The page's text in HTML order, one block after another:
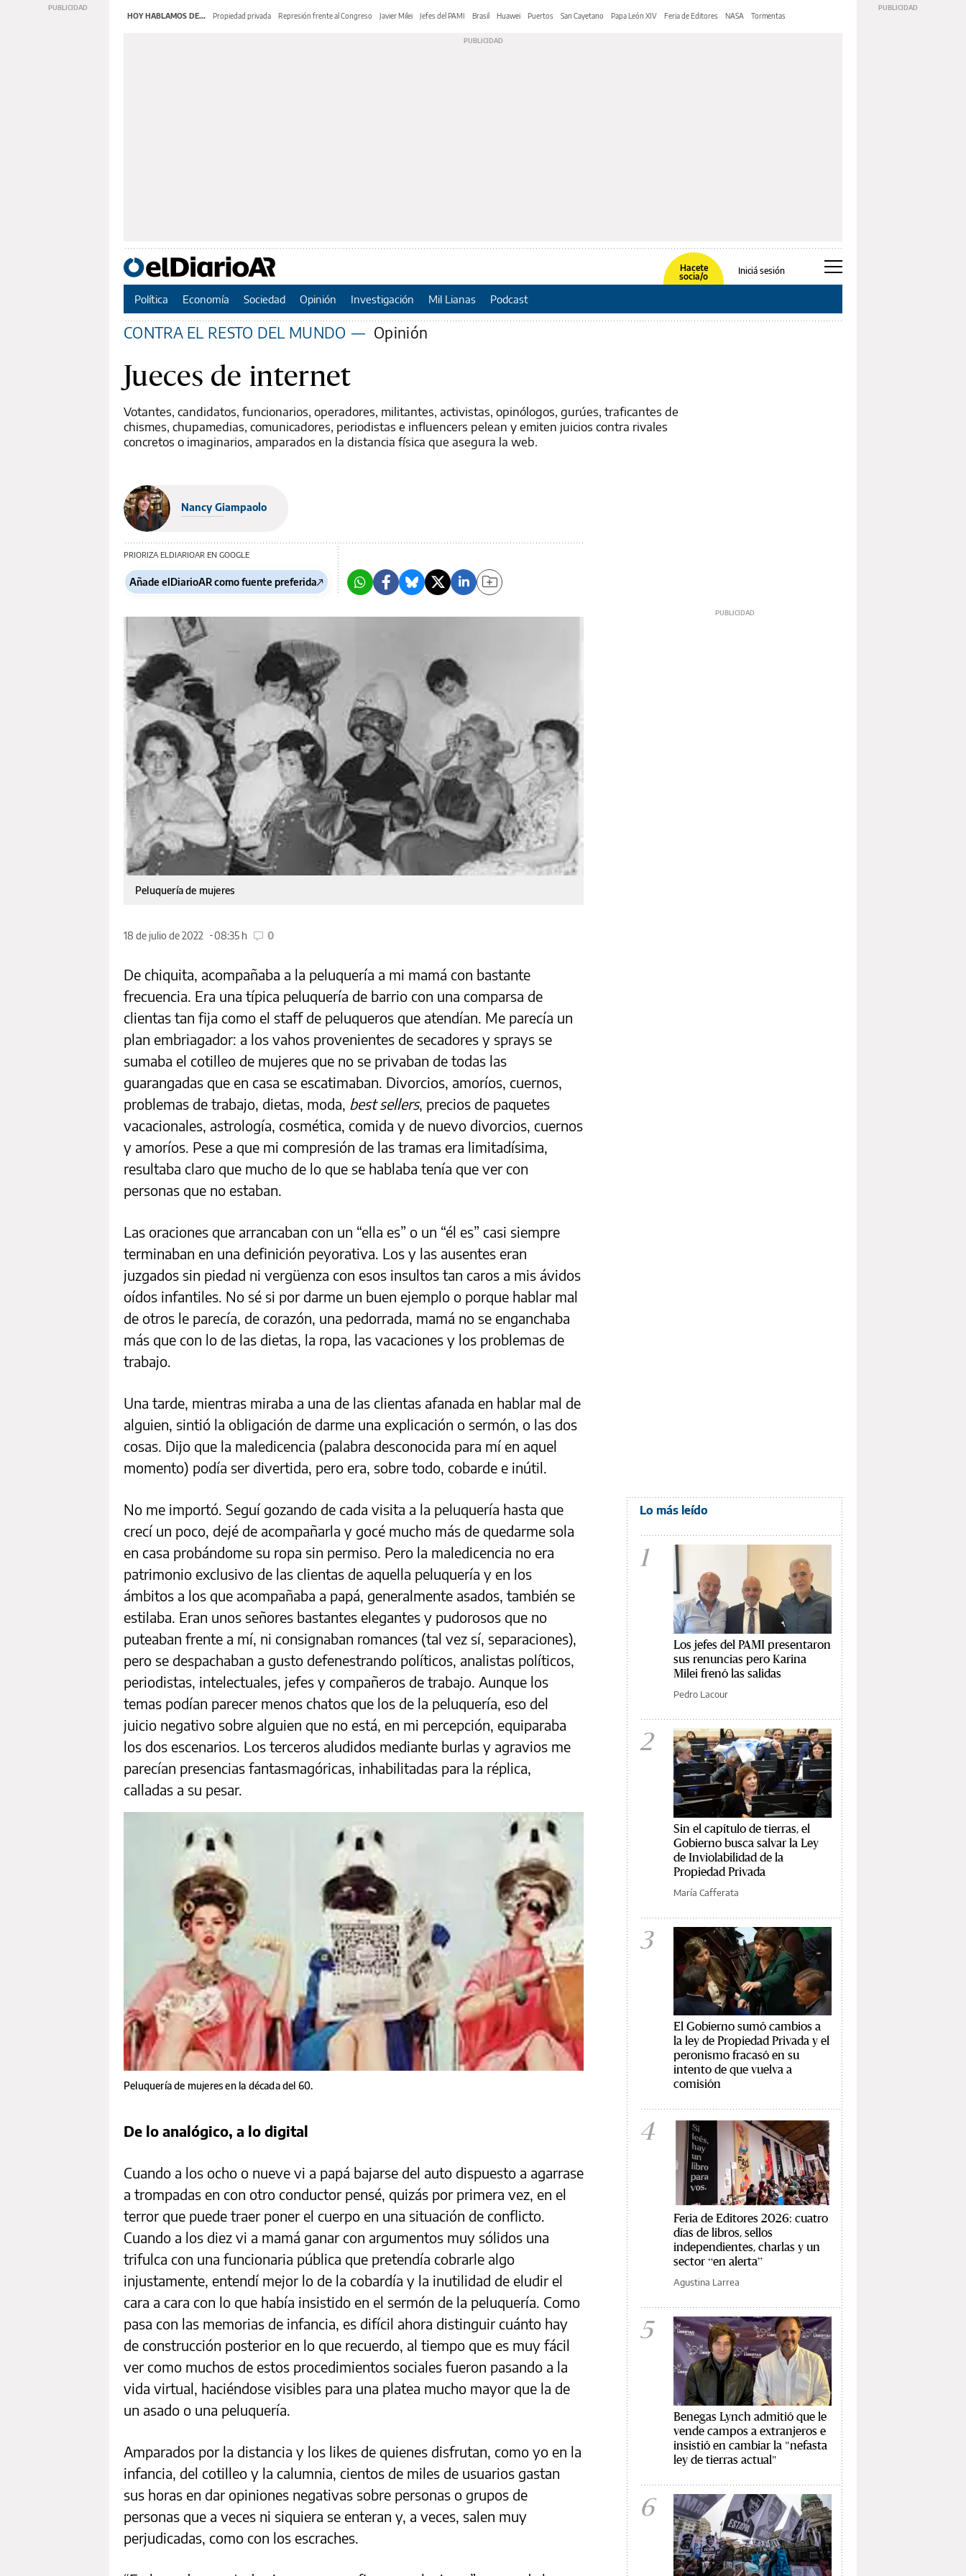
HOY HABLAMOS DE... Propiedad privada Represión frente al Congreso Javier Milei Jefes del PAMI Brasil Huawei Puertos San Cayetano Papa León XIV Feria de Editores NASA Tormentas
Hacete
socia/o
Iniciá sesión
Política Economía Sociedad Opinión Investigación Mil Lianas Podcast
CONTRA EL RESTO DEL MUNDO — Opinión
Jueces de internet
Votantes, candidatos, funcionarios, operadores, militantes, activistas, opinólogos, gurúes, traficantes de
chismes, chupamedias, comunicadores, periodistas e influencers pelean y emiten juicios contra rivales
concretos o imaginarios, amparados en la distancia física que asegura la web.
Nancy Giampaolo
PRIORIZA ELDIARIOAR EN GOOGLE
Añade elDiarioAR como fuente preferida
Peluquería de mujeres
18 de julio de 2022 08:35 h 0
De chiquita, acompañaba a la peluquería a mi mamá con bastante
frecuencia. Era una típica peluquería de barrio con una comparsa de
clientas tan fija como el staff de peluqueros que atendían. Me parecía un
plan embriagador: a los vahos provenientes de secadores y sprays se
sumaba el cotilleo de mujeres que no se privaban de todas las
guarangadas que en casa se escatimaban. Divorcios, amoríos, cuernos,
problemas de trabajo, dietas, moda, best sellers, precios de paquetes
vacacionales, astrología, cosmética, comida y de nuevo divorcios, cuernos
y amoríos. Pese a que mi compresión de las tramas era limitadísima,
resultaba claro que mucho de lo que se hablaba tenía que ver con
personas que no estaban.
Las oraciones que arrancaban con un “ella es” o un “él es” casi siempre
terminaban en una definición peyorativa. Los y las ausentes eran
juzgados sin piedad ni vergüenza con esos insultos tan caros a mis ávidos
oídos infantiles. No sé si por darme un buen ejemplo o porque hablar mal
de otros le parecía, de corazón, una pedorrada, mamá no se enganchaba
más que con lo de las dietas, la ropa, las vacaciones y los problemas de
trabajo.
Una tarde, mientras miraba a una de las clientas afanada en hablar mal de
alguien, sintió la obligación de darme una explicación o sermón, o las dos
cosas. Dijo que la maledicencia (palabra desconocida para mí en aquel
momento) podía ser divertida, pero era, sobre todo, cobarde e inútil.
No me importó. Seguí gozando de cada visita a la peluquería hasta que
crecí un poco, dejé de acompañarla y gocé mucho más de quedarme sola
en casa probándome su ropa sin permiso. Pero la maledicencia no era
patrimonio exclusivo de las clientas de aquella peluquería y en los
ámbitos a los que acompañaba a papá, generalmente asados, también se
estilaba. Eran unos señores bastantes elegantes y pudorosos que no
puteaban frente a mí, ni consignaban romances (tal vez sí, separaciones),
pero se despachaban a gusto defenestrando políticos, analistas políticos,
periodistas, intelectuales, jefes y compañeros de trabajo. Aunque los
temas podían parecer menos chatos que los de la peluquería, eso del
juicio negativo sobre alguien que no está, en mi percepción, equiparaba
los dos escenarios. Los terceros aludidos mediante burlas y agravios me
parecían presencias fantasmagóricas, inhabilitadas para la réplica,
calladas a su pesar.
Peluquería de mujeres en la década del 60.
De lo analógico, a lo digital
Cuando a los ocho o nueve vi a papá bajarse del auto dispuesto a agarrase
a trompadas en con otro conductor pensé, quizás por primera vez, en el
terror que puede traer poner el cuerpo en una situación de conflicto.
Cuando a los diez vi a mamá ganar con argumentos muy sólidos una
trifulca con una funcionaria pública que pretendía cobrarle algo
injustamente, entendí mejor lo de la cobardía y la inutilidad de eludir el
cara a cara con lo que había insistido en el sermón de la peluquería. Como
pasa con las memorias de infancia, es difícil ahora distinguir cuánto hay
de construcción posterior en lo que recuerdo, al tiempo que es muy fácil
ver como muchos de estos procedimientos sociales fueron pasando a la
vida virtual, haciéndose visibles para una platea mucho mayor que la de
un asado o una peluquería.
Amparados por la distancia y los likes de quienes disfrutan, como yo en la
infancia, del cotilleo y la calumnia, cientos de miles de usuarios gastan
sus horas en dar opiniones negativas sobre personas o grupos de
personas que a veces ni siquiera se enteran y, a veces, salen muy
perjudicadas, como con los escraches.
Lo más leído
1
Los jefes del PAMI presentaron
sus renuncias pero Karina
Milei frenó las salidas
Pedro Lacour
2
Sin el capítulo de tierras, el
Gobierno busca salvar la Ley
de Inviolabilidad de la
Propiedad Privada
María Cafferata
3
El Gobierno sumó cambios a
la ley de Propiedad Privada y el
peronismo fracasó en su
intento de que vuelva a
comisión
4
Feria de Editores 2026: cuatro
días de libros, sellos
independientes, charlas y un
sector “en alerta”
Agustina Larrea
5
Benegas Lynch admitió que le
vende campos a extranjeros e
insistió en cambiar la "nefasta
ley de tierras actual"
6